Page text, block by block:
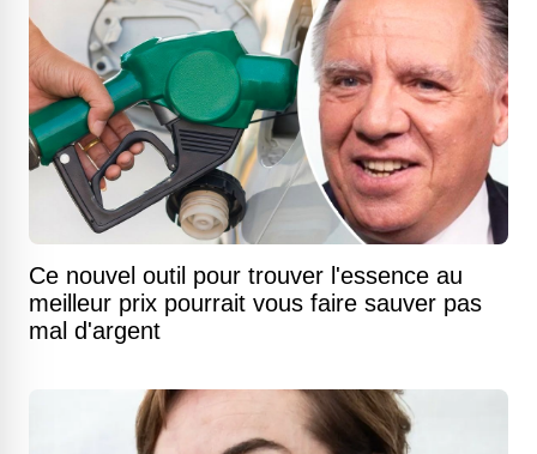
Ce nouvel outil pour trouver l'essence au
meilleur prix pourrait vous faire sauver pas
mal d'argent